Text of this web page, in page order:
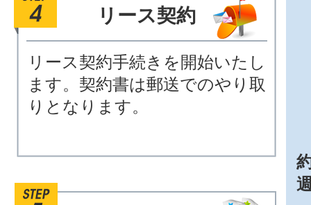
リース契約
リース契約手続きを開始いたし
ます。契約書は郵送でのやり取
りとなります。